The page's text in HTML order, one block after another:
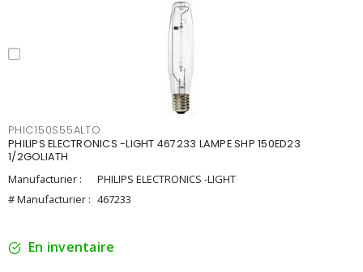
PHIC150S55ALTO
PHILIPS ELECTRONICS -LIGHT 467233 LAMPE SHP 150ED23
1/2GOLIATH
Manufacturier :
PHILIPS ELECTRONICS -LIGHT
# Manufacturier : 467233
En inventaire